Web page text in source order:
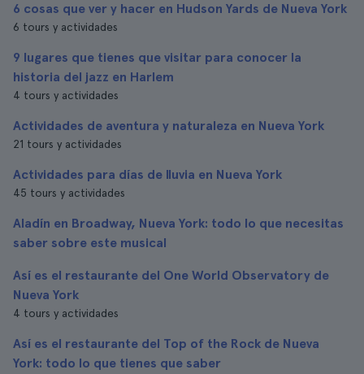
6 cosas que ver y hacer en Hudson Yards de Nueva York
6 tours y actividades
9 lugares que tienes que visitar para conocer la
historia del jazz en Harlem
4 tours y actividades
Actividades de aventura y naturaleza en Nueva York
21 tours y actividades
Actividades para días de lluvia en Nueva York
45 tours y actividades
Aladín en Broadway, Nueva York: todo lo que necesitas
saber sobre este musical
Así es el restaurante del One World Observatory de
Nueva York
4 tours y actividades
Así es el restaurante del Top of the Rock de Nueva
York: todo lo que tienes que saber